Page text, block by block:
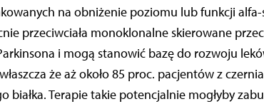
na obniżenie poziomu lub funkcji
przeciwciała monoklonalne skierowane
i mogą stanowić bazę do rozwoju
że aż około 85 proc. pacjentów z
białka. Terapie takie potencjalnie mogłyby